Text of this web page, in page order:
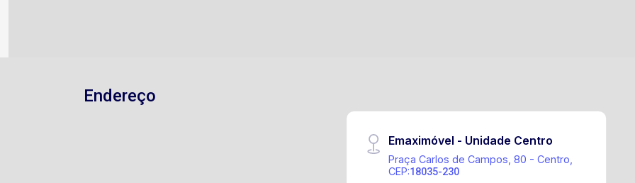
Endereço
Emaximóvel - Unidade Centro
Praça Carlos de Campos, 80 - Centro,
CEP:18035-230